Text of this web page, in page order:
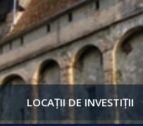
LOCAȚII DE INVESTIȚII